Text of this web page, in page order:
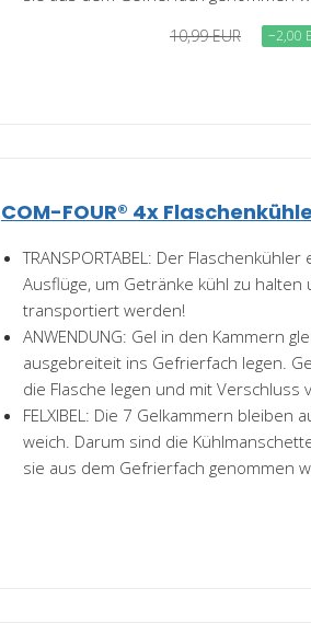
10,99 EUR −2,00
COM-FOUR® 4x
TRANSPORTABEL: Der
Ausflüge, um Getränke kühl zu
transportiert werden!
ANWENDUNG: Gel in den Kammern
ausgebreiteit ins Gefrierfach legen.
die Flasche legen und mit Verschluss
FELXIBEL: Die 7 Gelkammern bleiben
weich. Darum sind die
sie aus dem Gefrierfach genommen